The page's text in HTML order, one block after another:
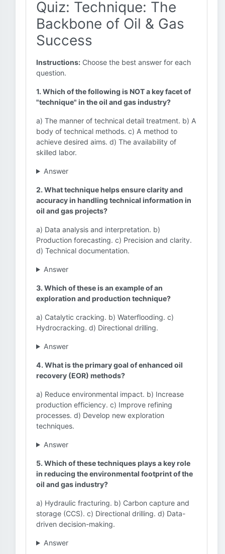
Quiz: Technique: The
Backbone of Oil & Gas
Success
Instructions: Choose the best answer for each
question.
1. Which of the following is NOT a key facet of
"technique" in the oil and gas industry?
a) The manner of technical detail treatment. b) A
body of technical methods. c) A method to
achieve desired aims. d) The availability of
skilled labor.
Answer
2. What technique helps ensure clarity and
accuracy in handling technical information in
oil and gas projects?
a) Data analysis and interpretation. b)
Production forecasting. c) Precision and clarity.
d) Technical documentation.
Answer
3. Which of these is an example of an
exploration and production technique?
a) Catalytic cracking. b) Waterflooding. c)
Hydrocracking. d) Directional drilling.
Answer
4. What is the primary goal of enhanced oil
recovery (EOR) methods?
a) Reduce environmental impact. b) Increase
production efficiency. c) Improve refining
processes. d) Develop new exploration
techniques.
Answer
5. Which of these techniques plays a key role
in reducing the environmental footprint of the
oil and gas industry?
a) Hydraulic fracturing. b) Carbon capture and
storage (CCS). c) Directional drilling. d) Data-
driven decision-making.
Answer